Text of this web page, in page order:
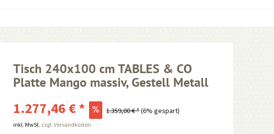
Tisch 240x100 cm TABLES & CO
Platte Mango massiv, Gestell Metall
1.277,46 € * 1.359,00 € *(6% gespart)
inkl. MwSt. zzgl. Versandkosten